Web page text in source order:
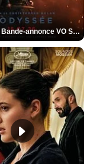
L'Odyssée Bande-annonce VO STFR